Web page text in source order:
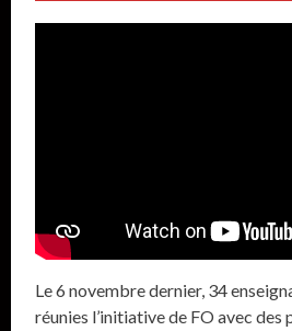
Le 6 novembre dernier, 34
réunies l’initiative de FO avec des